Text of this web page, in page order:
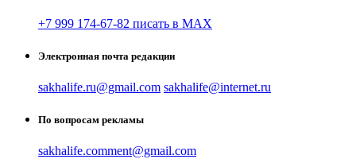
+7 999 174-67-82 писать в MAX
Электронная почта редакции
sakhalife.ru@gmail.com sakhalife@internet.ru
По вопросам рекламы
sakhalife.comment@gmail.com